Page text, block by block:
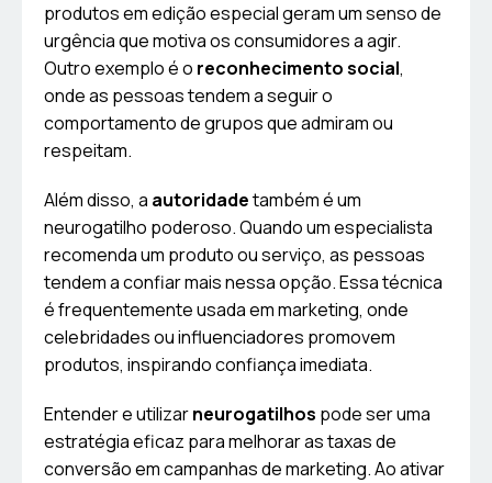
produtos em edição especial geram um senso de
urgência que motiva os consumidores a agir.
Outro exemplo é o reconhecimento social,
onde as pessoas tendem a seguir o
comportamento de grupos que admiram ou
respeitam.
Além disso, a autoridadetambém é um
neurogatilho poderoso. Quando um especialista
recomenda um produto ou serviço, as pessoas
tendem a confiar mais nessa opção. Essa técnica
é frequentemente usada em marketing, onde
celebridades ou influenciadores promovem
produtos, inspirando confiança imediata.
Entender e utilizarneurogatilhos pode ser uma
estratégia eficaz para melhorar as taxas de
conversão em campanhas de marketing. Ao ativar